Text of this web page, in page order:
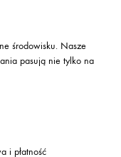
środowisku. Nasze
pasują nie tylko na
i płatność